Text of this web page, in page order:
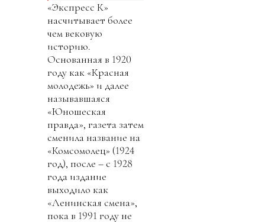
«Экспресс К»
насчитывает более
чем вековую
историю.
Основанная в 1920
году как «Красная
молодежь» и далее
называвшаяся
«Юношеская
правда», газета затем
сменила название на
«Комсомолец» (1924
год), после – с 1928
года издание
выходило как
«Ленинская смена»,
пока в 1991 году не